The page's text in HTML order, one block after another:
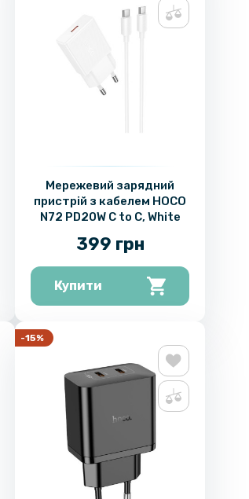
Мережевий зарядний
пристрій з кабелем HOCO
N72 PD20W C to C, White
399 грн
Купити
-15%